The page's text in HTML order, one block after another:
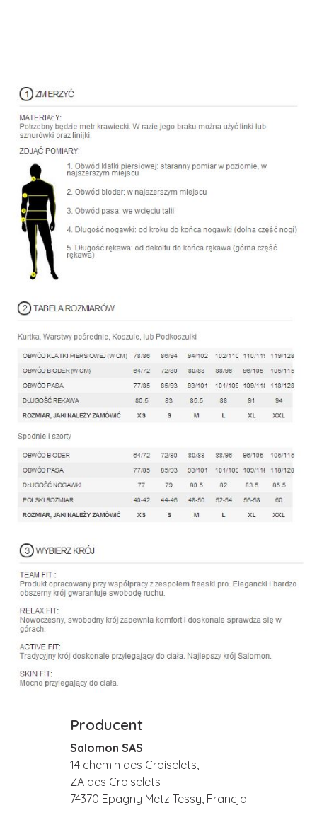
Producent
Salomon SAS
14 chemin des Croiselets,
ZA des Croiselets
74370 Epagny Metz Tessy, Francja